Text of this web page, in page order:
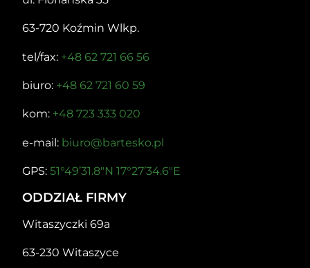
63-720 Koźmin Wlkp.
tel/fax: +48 62 721 66 56
biuro: +48 62 721 60 59
kom: +48 723 333 020
e-mail: biuro@bartesko.pl
GPS: 51°49’31.8″N 17°27’34.6″E
ODDZIAŁ FIRMY
Witaszyczki 69a
63-230 Witaszyce